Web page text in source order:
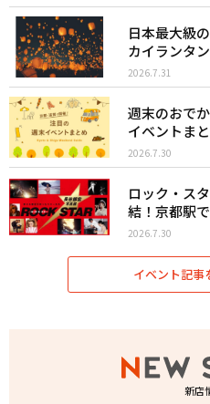
日本最大級
カイランタ
2026.7.31
週末のおで
イベントま
2026.7.30
ロック・ス
結！京都駅
2026.7.30
イベント記事
新店